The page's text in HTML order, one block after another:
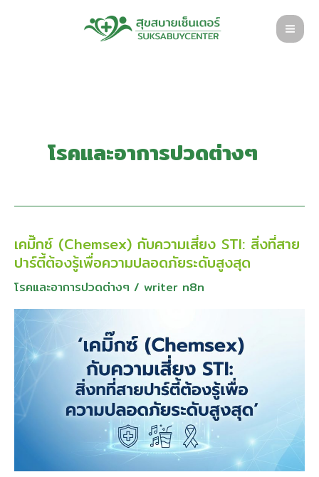
โรคและอาการปวดต่างๆ
เคมี็กซ์ (Chemsex) กับความเสี่ยง STI: สิ่งที่สาย
ปาร์ตี้ต้องรู้เพื่อความปลอดภัยระดับสูงสุด
โรคและอาการปวดต่างๆ / writer n8n
เคมี็
กซ์
(Chemsex)
กับ
เสี่ยง
STI:
สิ่ง